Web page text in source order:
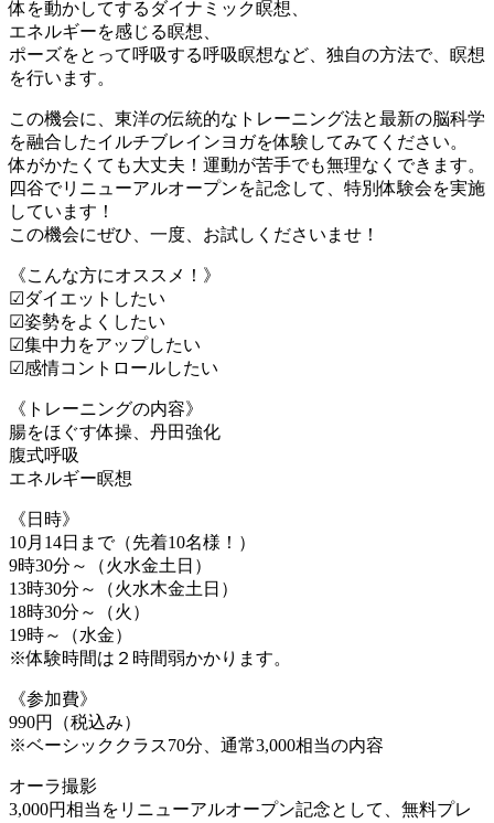
体を動かしてするダイナミック瞑想、
エネルギーを感じる瞑想、
ポーズをとって呼吸する呼吸瞑想など、独自の方法で、瞑想
を行います。
この機会に、東洋の伝統的なトレーニング法と最新の脳科学
を融合したイルチブレインヨガを体験してみてください。
体がかたくても大丈夫！運動が苦手でも無理なくできます。
四谷でリニューアルオープンを記念して、特別体験会を実施
しています！
この機会にぜひ、一度、お試しくださいませ！
《こんな方にオススメ！》
☑ダイエットしたい
☑姿勢をよくしたい
☑集中力をアップしたい
☑感情コントロールしたい
《トレーニングの内容》
腸をほぐす体操、丹田強化
腹式呼吸
エネルギー瞑想
《日時》
10月14日まで（先着10名様！）
9時30分～（火水金土日）
13時30分～（火水木金土日）
18時30分～（火）
19時～（水金）
※体験時間は２時間弱かかります。
《参加費》
990円（税込み）
※ベーシッククラス70分、通常3,000相当の内容
オーラ撮影
3,000円相当をリニューアルオープン記念として、無料プレ